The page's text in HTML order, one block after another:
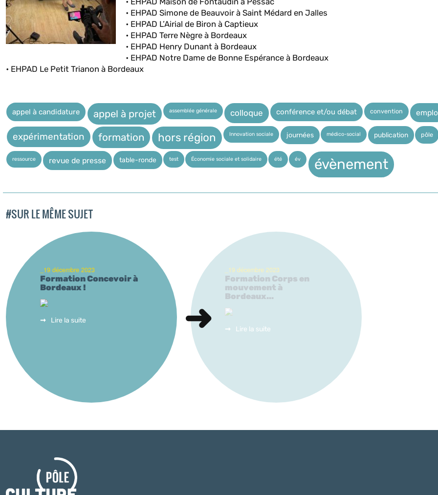
• EHPAD Simone de Beauvoir à Saint Médard en Jalles
• EHPAD L’Airial de Biron à Captieux
• EHPAD Terre Nègre à Bordeaux
• EHPAD Henry Dunant à Bordeaux
• EHPAD Notre Dame de Bonne Espérance à Bordeaux
• EHPAD Le Petit Trianon à Bordeaux
appel à candidature appel à projet assemblée générale colloque conférence et/ou débat convention
expérimentation formation hors région Innovation sociale journées médico-social publication pôle
ressource revue de presse table-ronde test Économie sociale et solidaire été év évènement
#SUR LE MÊME SUJET
_19 décembre 2023
Formation Concevoir à
Bordeaux !
Lire la suite
_19 décembre 2023
Formation Corps en
mouvement à
Bordeaux...
Lire la suite